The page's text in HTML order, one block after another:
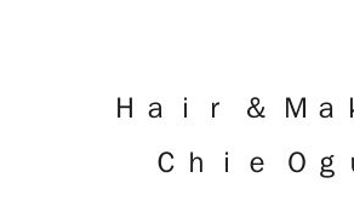
Ｈａｉｒ ＆ Ｍａ
Ｃｈｉｅ Ｏｇ